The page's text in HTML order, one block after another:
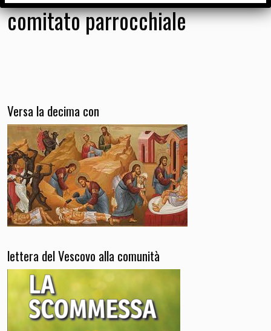
comitato parrocchiale
Versa la decima con
lettera del Vescovo alla comunità